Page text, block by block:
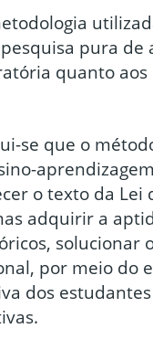
pura
quanto aos
se que o
o texto da Lei
adquirir a
solucionar
por meio do
dos